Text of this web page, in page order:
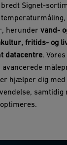
Signet-
herunder vand-
fritids- og
datacentre.
hjælper dig med
samtidig